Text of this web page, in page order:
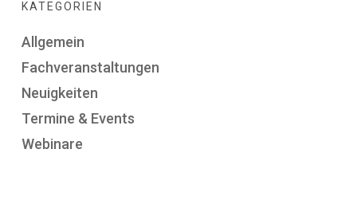
KATEGORIEN
Allgemein
Fachveranstaltungen
Neuigkeiten
Termine & Events
Webinare